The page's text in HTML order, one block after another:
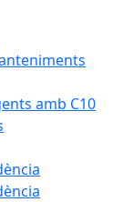
amb C10